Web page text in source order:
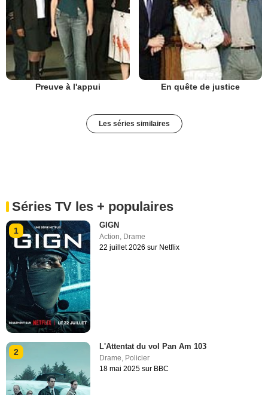
Preuve à l'appui En quête de justice
Les séries similaires
Séries TV les + populaires
1
GIGN
Action, Drame
22 juillet 2026 sur Netflix
2
L'Attentat du vol Pan Am 103
Drame, Policier
18 mai 2025 sur BBC